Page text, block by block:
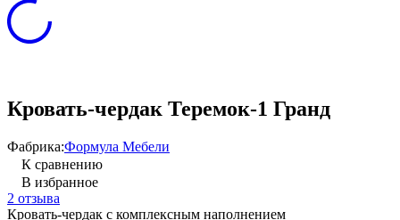
Кровать-чердак Теремок-1 Гранд
Фабрика:Формула Мебели
К сравнению
В избранное
2 отзыва
Кровать-чердак с комплексным наполнением